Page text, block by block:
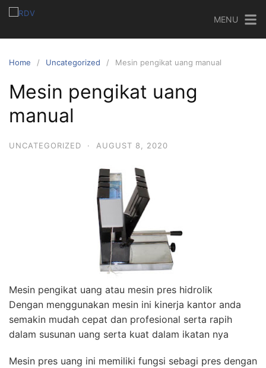
MENU
Home Uncategorized Mesin pengikat uang manual
Mesin pengikat uang
manual
UNCATEGORIZED · AUGUST 8, 2020
Mesin pengikat uang atau mesin pres hidrolik
Dengan menggunakan mesin ini kinerja kantor anda
semakin mudah cepat dan profesional serta rapih
dalam susunan uang serta kuat dalam ikatan nya
Mesin pres uang ini memiliki fungsi sebagi pres dengan